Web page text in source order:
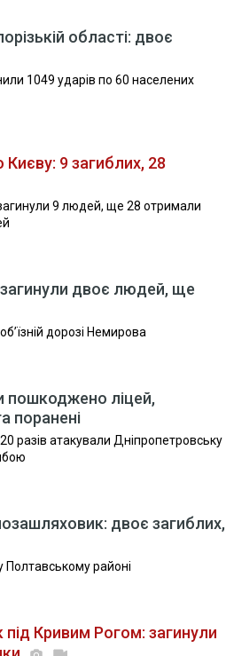
області: двоє
1049 ударів по 60 населених
Києву: 9 загиблих, 28
загинули 9 людей, ще 28 отримали
загинули двоє людей, ще
дорозі Немирова
пошкоджено ліцей,
поранені
разів атакували Дніпропетровську
двоє загиблих,
районі
Кривим Рогом: загинули